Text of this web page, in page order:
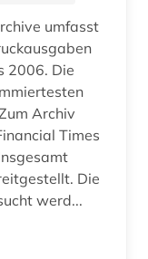
umfasst
2006. Die
Archiv
Times
Die
werd...